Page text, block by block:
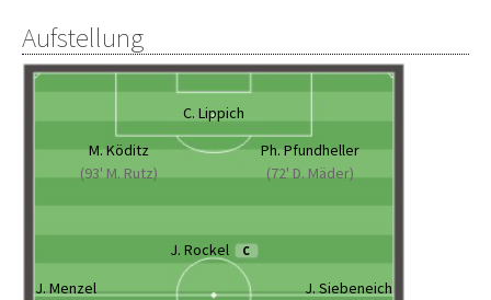
Aufstellung
C. Lippich
M. Köditz
(93' M. Rutz)
Ph. Pfundheller
(72' D. Mäder)
J. Rockel C
J. Menzel
J. Siebeneich